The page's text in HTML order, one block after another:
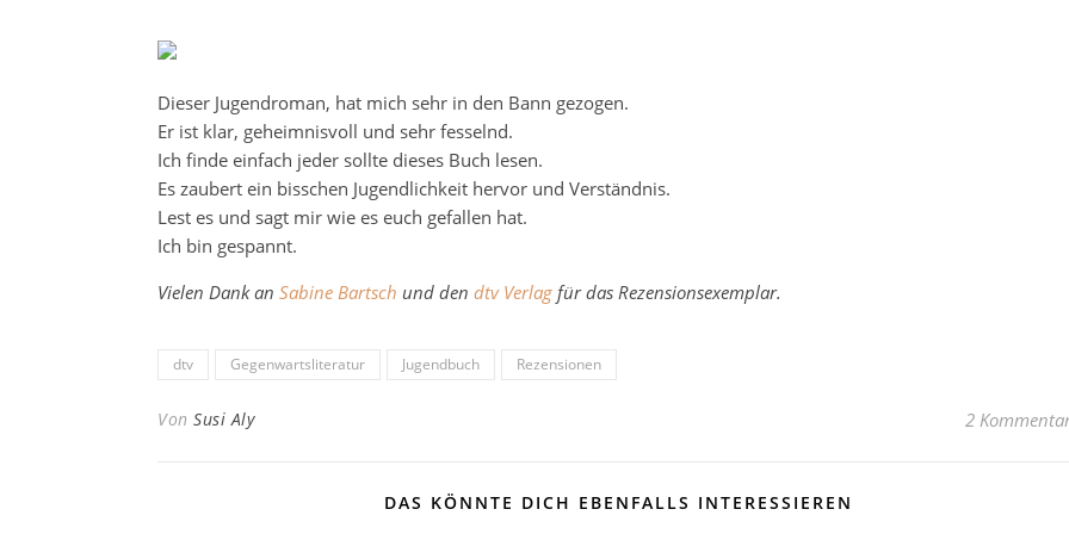
Dieser Jugendroman, hat mich sehr in den Bann gezogen.
Er ist klar, geheimnisvoll und sehr fesselnd.
Ich finde einfach jeder sollte dieses Buch lesen.
Es zaubert ein bisschen Jugendlichkeit hervor und Verständnis.
Lest es und sagt mir wie es euch gefallen hat.
Ich bin gespannt.
Vielen Dank an Sabine Bartsch und den dtv Verlag für das Rezensionsexemplar.
dtv Gegenwartsliteratur Jugendbuch Rezensionen
Von Susi Aly 2
DAS KÖNNTE DICH EBENFALLS INTERESSIEREN